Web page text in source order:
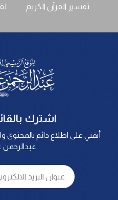
تفسير القرآن الكريم
اشترك
أبقني على اطلاع دائم
عبدالرحمن